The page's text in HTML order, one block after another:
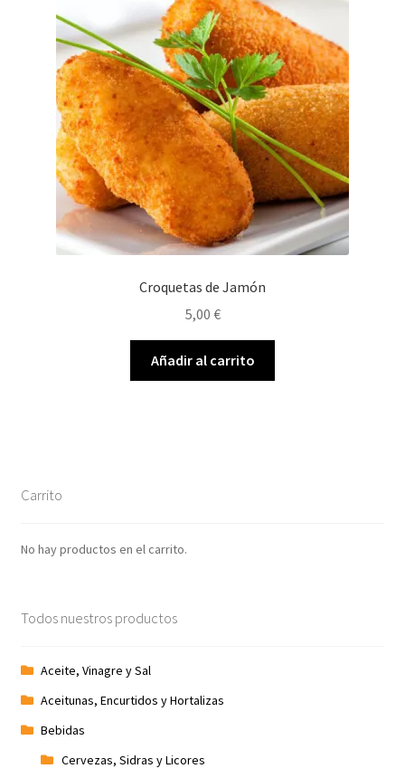
Croquetas de Jamón
5,00 €
Añadir al carrito
Carrito
No hay productos en el carrito.
Todos nuestros productos
Aceite, Vinagre y Sal
Aceitunas, Encurtidos y Hortalizas
Bebidas
Cervezas, Sidras y Licores